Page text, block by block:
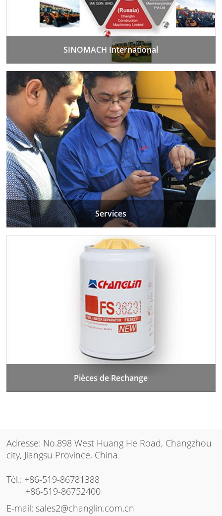
SINOMACH International
Services
Pièces de Rechange
Adresse: No.898 West Huang He Road, Changzhou
city, Jiangsu Province, China
Tél.: +86-519-86781388
+86-519-86752400
E-mail:sales2@changlin.com.cn